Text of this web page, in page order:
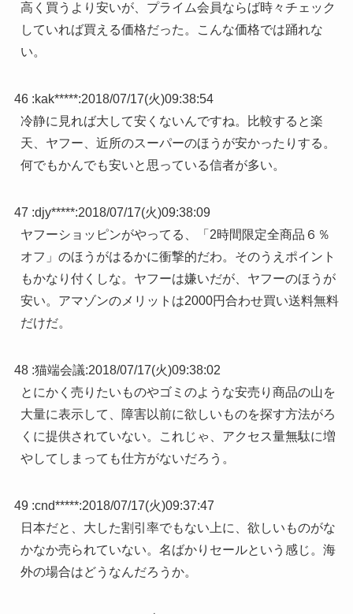
高く買うより安いが、プライム会員ならば時々チェック
していれば買える価格だった。こんな価格では踊れな
い。
46 :kak*****:2018/07/17(火)09:38:54
冷静に見れば大して安くないんですね。比較すると楽
天、ヤフー、近所のスーパーのほうが安かったりする。
何でもかんでも安いと思っている信者が多い。
47 :djy*****:2018/07/17(火)09:38:09
ヤフーショッピンがやってる、「2時間限定全商品６％
オフ」のほうがはるかに衝撃的だわ。そのうえポイント
もかなり付くしな。ヤフーは嫌いだが、ヤフーのほうが
安い。アマゾンのメリットは2000円合わせ買い送料無料
だけだ。
48 :猫端会議:2018/07/17(火)09:38:02
とにかく売りたいものやゴミのような安売り商品の山を
大量に表示して、障害以前に欲しいものを探す方法がろ
くに提供されていない。これじゃ、アクセス量無駄に増
やしてしまっても仕方がないだろう。
49 :cnd*****:2018/07/17(火)09:37:47
日本だと、大した割引率でもない上に、欲しいものがな
かなか売られていない。名ばかりセールという感じ。海
外の場合はどうなんだろうか。